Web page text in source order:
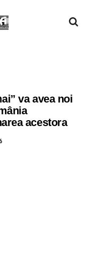
va avea noi
acestora